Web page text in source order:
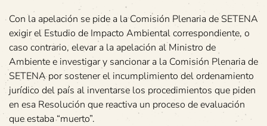
Con la apelación se pide a la Comisión Plenaria de SETENA
exigir el Estudio de Impacto Ambiental correspondiente, o
caso contrario, elevar a la apelación al Ministro de
Ambiente e investigar y sancionar a la Comisión Plenaria de
SETENA por sostener el incumplimiento del ordenamiento
jurídico del país al inventarse los procedimientos que piden
en esa Resolución que reactiva un proceso de evaluación
que estaba “muerto”.